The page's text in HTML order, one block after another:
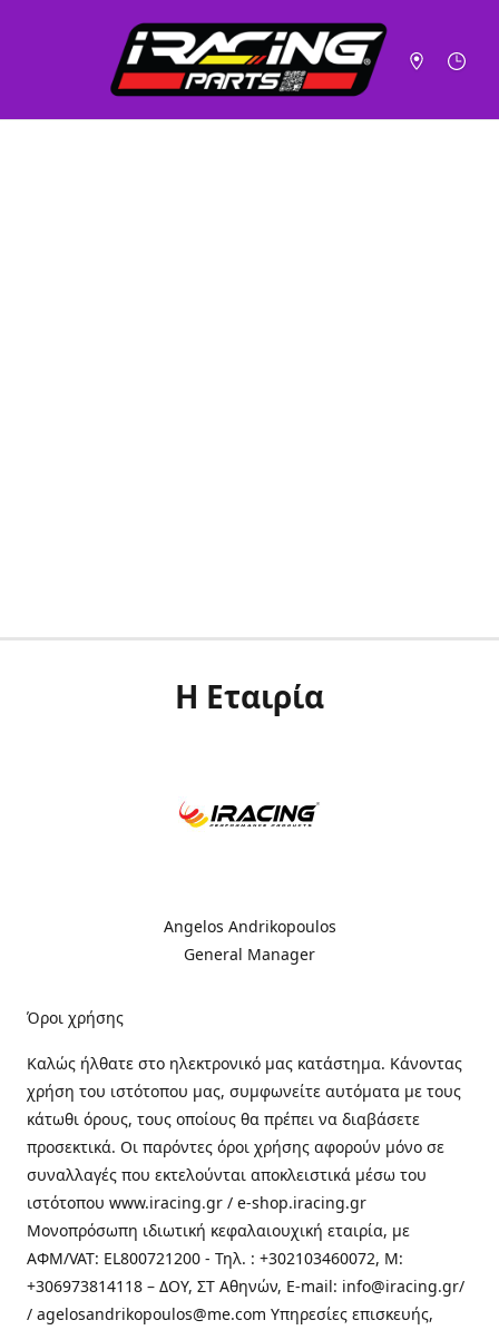
Η Εταιρία
Angelos Andrikopoulos
General Manager
Όροι χρήσης
Καλώς ήλθατε στo ηλεκτρονικό μας κατάστημα. Κάνοντας
χρήση του ιστότοπου μας, συμφωνείτε αυτόματα με τους
κάτωθι όρους, τους οποίους θα πρέπει να διαβάσετε
προσεκτικά. Οι παρόντες όροι χρήσης αφορούν μόνο σε
συναλλαγές που εκτελούνται αποκλειστικά μέσω του
ιστότοπου www.iracing.gr / e-shop.iracing.gr
Μονοπρόσωπη ιδιωτική κεφαλαιουχική εταιρία, με
ΑΦΜ/VAT: EL800721200 - Τηλ. : +302103460072, M:
+306973814118 – ΔΟΥ, ΣΤ Αθηνών, E-mail: info@iracing.gr/
/ agelosandrikopoulos@me.com Υπηρεσίες επισκευής,